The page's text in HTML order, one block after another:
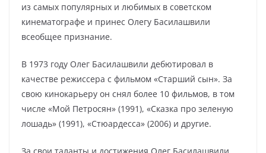
из самых популярных и любимых в советском
кинематографе и принес Олегу Басилашвили
всеобщее признание.
В 1973 году Олег Басилашвили дебютировал в
качестве режиссера с фильмом «Старший сын». За
свою кинокарьеру он снял более 10 фильмов, в том
числе «Мой Петросян» (1991), «Сказка про зеленую
лошадь» (1991), «Стюардесса» (2006) и другие.